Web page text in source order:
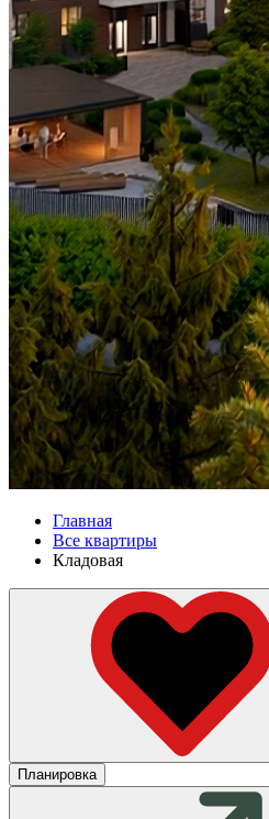
Главная
Все квартиры
Кладовая
Планировка